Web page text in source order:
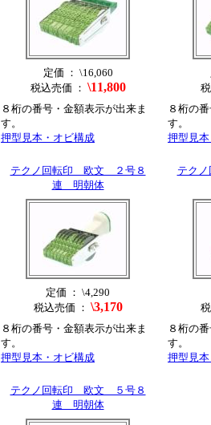
定価 ： \16,060
税込売価 ： \11,800
８桁の番号・金額表示が出来ま
す。
押型見本・オビ構成
８桁の
す。
押型見
テクノ回転印 欧文 ２号８
連 明朝体
テク
定価 ： \4,290
税込売価 ： \3,170
８桁の番号・金額表示が出来ま
す。
押型見本・オビ構成
８桁の
す。
押型見
テクノ回転印 欧文 ５号８
連 明朝体